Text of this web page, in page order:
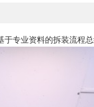
专业资料的拆装流程总